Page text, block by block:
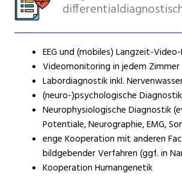
EEG und (mobiles) Langzeit-Video-
Videomonitoring in jedem Zimmer
Labordiagnostik inkl.
(neuro-)psychologische Diagnostik
Neurophysiologische Diagnostik
Potentiale, Neurographie, EMG,
enge Kooperation mit anderen
bildgebender Verfahren (ggf. in
Kooperation Humangenetik